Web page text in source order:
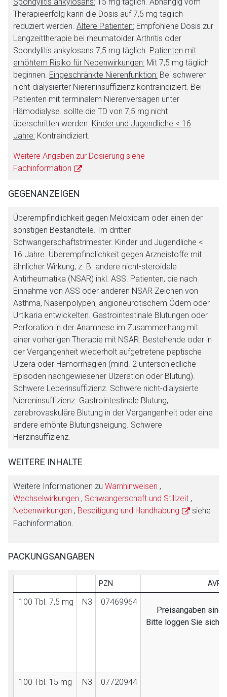
Therapieerfolg kann die Dosis auf 7,5 mg täglich
reduziert werden. Ältere Patienten: Empfohlene Dosis zur
Langzeittherapie bei rheumatoider Arthritis oder
Spondylitis ankylosans 7,5 mg täglich. Patienten mit
erhöhtem Risiko für Nebenwirkungen: Mit 7,5 mg täglich
beginnen. Eingeschränkte Nierenfunktion: Bei schwerer
nicht-dialysierter Niereninsuffizienz kontraindiziert. Bei
Patienten mit terminalem Nierenversagen unter
Hämodialyse. sollte die TD von 7,5 mg nicht
überschritten werden. Kinder und Jugendliche < 16
Jahre: Kontraindiziert.
Weitere Angaben zur Dosierung siehe
Fachinformation
GEGENANZEIGEN
Überempfindlichkeit gegen Meloxicam oder einen der
sonstigen Bestandteile. Im dritten
Schwangerschaftstrimester. Kinder und Jugendliche <
16 Jahre. Überempfindlichkeit gegen Arzneistoffe mit
ähnlicher Wirkung, z. B. andere nicht-steroidale
Antirheumatika (NSAR) inkl. ASS. Patienten, die nach
Einnahme von ASS oder anderen NSAR Zeichen von
Asthma, Nasenpolypen, angioneurotischem Ödem oder
Urtikaria entwickelten. Gastrointestinale Blutungen oder
Perforation in der Anamnese im Zusammenhang mit
einer vorherigen Therapie mit NSAR. Bestehende oder in
der Vergangenheit wiederholt aufgetretene peptische
Ulzera oder Hämorrhagien (mind. 2 unterschiedliche
Episoden nachgewiesener Ulzeration oder Blutung).
Schwere Leberinsuffizienz. Schwere nicht-dialysierte
Niereninsuffizienz. Gastrointestinale Blutung,
zerebrovaskuläre Blutung in der Vergangenheit oder eine
andere erhöhte Blutungsneigung. Schwere
Herzinsuffizienz.
WEITERE INHALTE
Weitere Informationen zu Warnhinweisen ,
Wechselwirkungen , Schwangerschaft und Stillzeit ,
Nebenwirkungen , Beseitigung und Handhabung
siehe
Fachinformation.
PACKUNGSANGABEN
PZN AVP
100 Tbl. 7,5 mg N3
07469964
Preisangaben sind
Bitte loggen Sie sich
100 Tbl. 15 mg N3 07720944